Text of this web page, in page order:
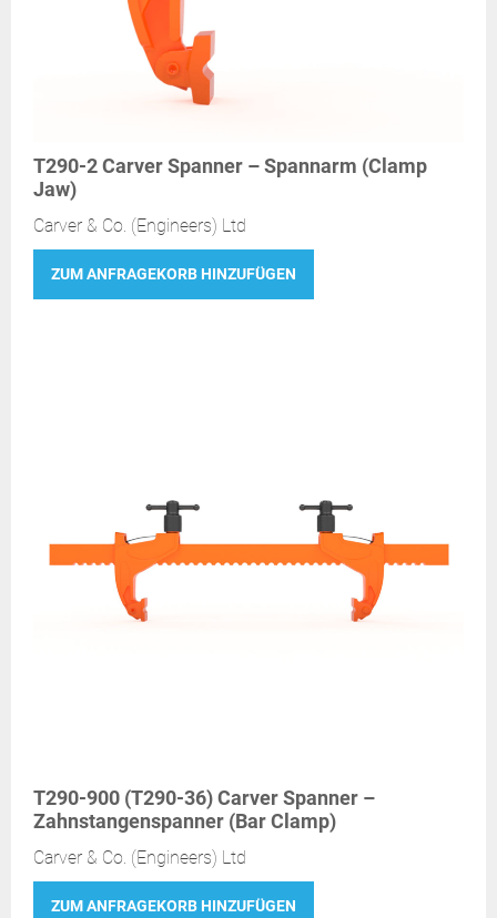
T290-2 Carver Spanner – Spannarm (Clamp
Jaw)
Carver & Co. (Engineers) Ltd
ZUM ANFRAGEKORB HINZUFÜGEN
T290-900 (T290-36) Carver Spanner –
Zahnstangenspanner (Bar Clamp)
Carver & Co. (Engineers) Ltd
ZUM ANFRAGEKORB HINZUFÜGEN